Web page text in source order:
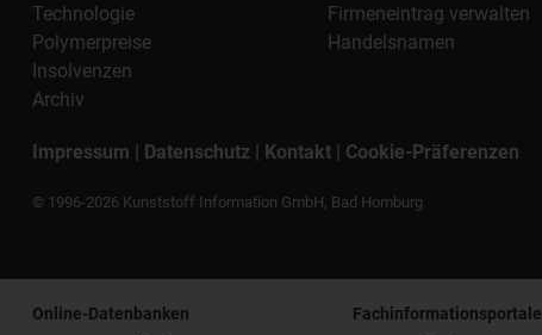
Technologie
Polymerpreise
Insolvenzen
Archiv
Firmeneintrag verwalten
Handelsnamen
Impressum | Datenschutz | Kontakt | Cookie-Präferenzen
© 1996-2026 Kunststoff Information GmbH, Bad Homburg
Online-Datenbanken
Fachinformationsportale